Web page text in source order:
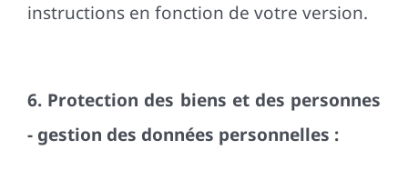
instructions en fonction de votre version.
6. Protection des biens et des personnes
- gestion des données personnelles :